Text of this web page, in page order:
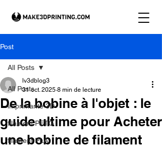
Post
All Posts
imprimante 3D
filament PETG
filament PLA
All Posts
De la bobine à l'objet : le
guide ultime pour Acheter
une bobine de filament
lv3dblog3
31 oct. 2025 8 min de lecture